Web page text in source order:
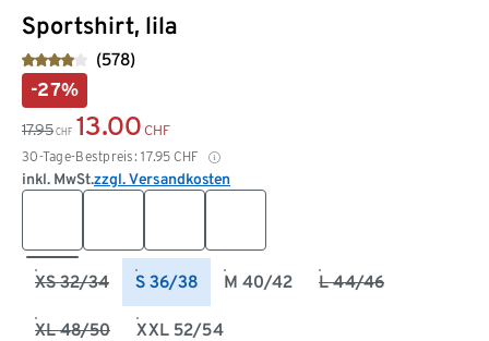
Sportshirt, lila
(578)
-27%
17.95 CHF 13.00 CHF
30-Tage-Bestpreis: 17.95 CHF
inkl. MwSt.zzgl. Versandkosten
XS 32/34 S 36/38 M 40/42 L 44/46
XL 48/50 XXL 52/54